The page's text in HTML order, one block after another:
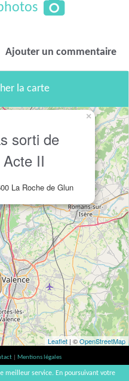
Ajouter un commentaire
la carte
sorti de
II
La Roche de Glun
×
Leaflet | ©OpenStreetMap
Mentions légales
à consommer avec modération. |
meilleur service. En poursuivant votre